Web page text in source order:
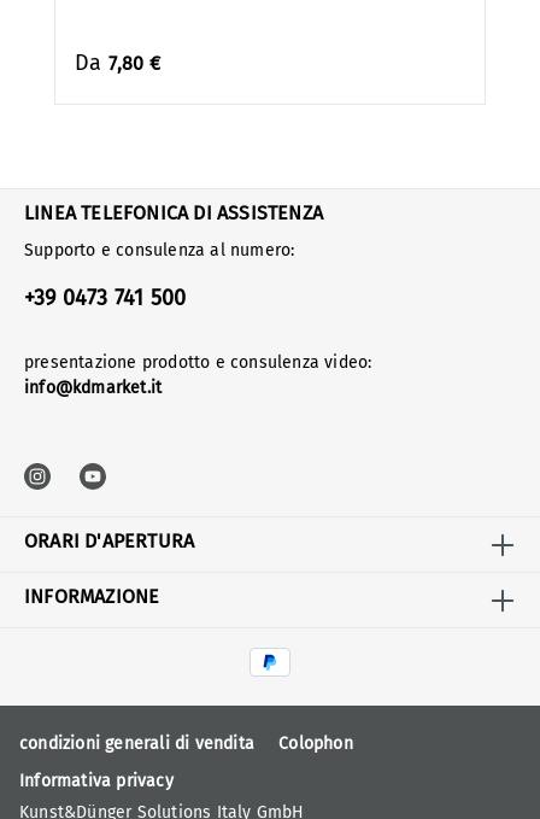
Da 7,80 €
LINEA TELEFONICA DI ASSISTENZA
Supporto e consulenza al numero:
+39 0473 741 500
presentazione prodotto e consulenza video:
info@kdmarket.it
ORARI D'APERTURA
INFORMAZIONE
condizioni generali di vendita
Colophon
Informativa privacy
Kunst&Dünger Solutions Italy GmbH